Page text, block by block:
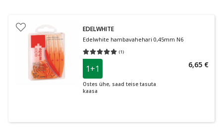
EDELWHITE
Edelwhite hambavahehari 0,45mm N6
(1)
Keskmine hinnang 5.00
1+1
Ostes ühe, saad teise tasuta
kaasa
6,65 €